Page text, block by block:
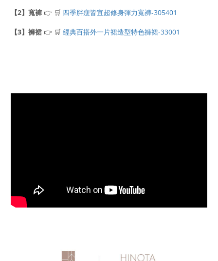
【2】寬褲 👉 🛒 四季胖瘦皆宜超修身彈力寬褲-305401
【3】褲裙 👉 🛒 經典百搭外一片裙造型特色褲裙-33001